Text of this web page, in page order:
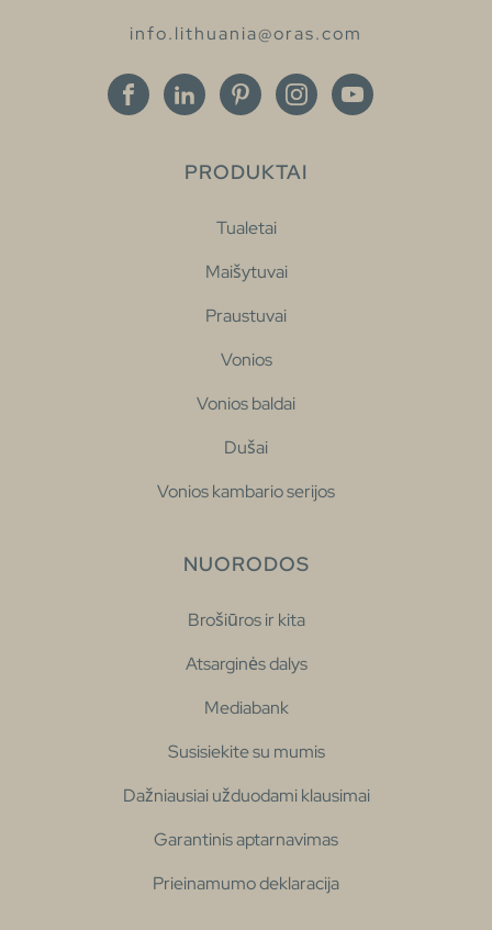
info.lithuania@oras.com
PRODUKTAI
Tualetai
Maišytuvai
Praustuvai
Vonios
Vonios baldai
Dušai
Vonios kambario serijos
NUORODOS
Brošiūros ir kita
Atsarginės dalys
Mediabank
Susisiekite su mumis
Dažniausiai užduodami klausimai
Garantinis aptarnavimas
Prieinamumo deklaracija